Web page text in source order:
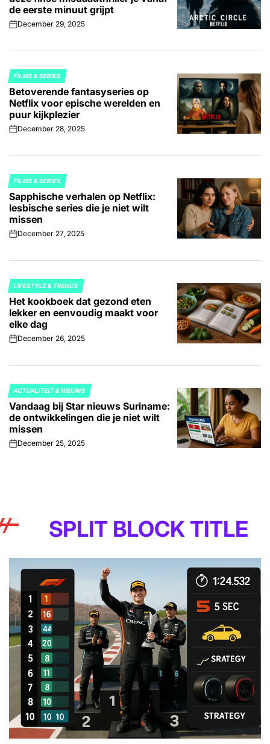
de eerste minuut grijpt
onDecember 29, 2025
POSTED
IN
FILMS & SERIES
Betoverende fantasyseries op
Netflix voor epische werelden en
puur kijkplezier
onDecember 28, 2025
POSTED
IN
FILMS & SERIES
Sapphische verhalen op Netflix:
lesbische series die je niet wilt
missen
onDecember 27, 2025
POSTED
IN
LIFESTYLE & TRENDS
Het kookboek dat gezond eten
lekker en eenvoudig maakt voor
elke dag
onDecember 26, 2025
POSTED
IN
ACTUALITEIT & NIEUWS
Vandaag bij Star nieuws Suriname:
de ontwikkelingen die je niet wilt
missen
onDecember 25, 2025
BLOCK TITLE